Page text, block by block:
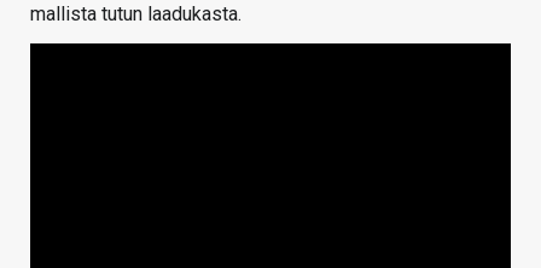
mallista tutun laadukasta.